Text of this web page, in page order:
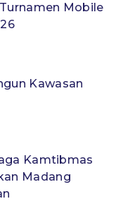
Mobile
Kawasan
Kamtibmas
Madang